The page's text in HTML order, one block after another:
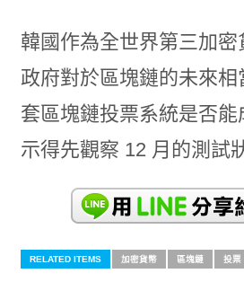
韓國作為全世界第三加
政府對於區塊鏈的未來
套區塊鏈投票系統是否
示得先觀察 12 月的測試
RELATED ITEMS 加密貨幣 區塊鏈 投票